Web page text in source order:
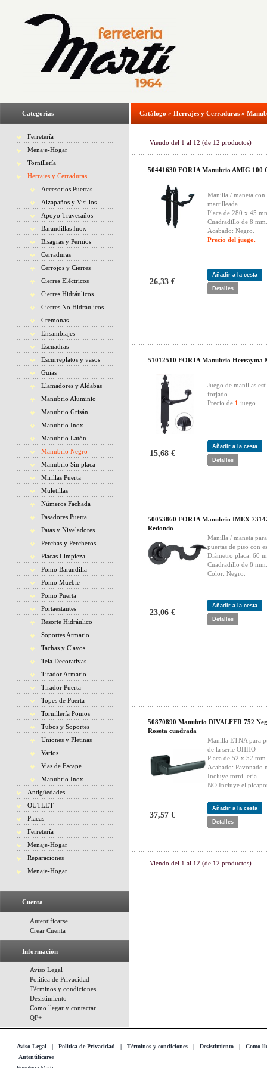
Categorías
Ferretería
Menaje-Hogar
Tornillería
Herrajes y Cerraduras
Accesorios Puertas
Alzapaños y Visillos
Apoyo Travesaños
Barandillas Inox
Bisagras y Pernios
Cerraduras
Cerrojos y Cierres
Cierres Eléctricos
Cierres Hidráulicos
Cierres No Hidráulicos
Cremonas
Ensamblajes
Escuadras
Escurreplatos y vasos
Guias
Llamadores y Aldabas
Manubrio Aluminio
Manubrio Grisán
Manubrio Inox
Manubrio Latón
Manubrio Negro
Manubrio Sin placa
Mirillas Puerta
Muletillas
Números Fachada
Pasadores Puerta
Patas y Niveladores
Perchas y Percheros
Placas Limpieza
Pomo Barandilla
Pomo Mueble
Pomo Puerta
Portaestantes
Resorte Hidráulico
Soportes Armario
Tachas y Clavos
Tela Decorativas
Tirador Armario
Tirador Puerta
Topes de Puerta
Tornillería Pomos
Tubos y Soportes
Uniones y Pletinas
Varios
Vias de Escape
Manubrio Inox
Antigüedades
OUTLET
Placas
Ferretería
Menaje-Hogar
Reparaciones
Menaje-Hogar
Cuenta
Autentificarse
Crear Cuenta
Información
Aviso Legal
Politica de Privacidad
Términos y condiciones
Desistimiento
Como llegar y contactar
QF+
Catálogo » Herrajes y Cerraduras »
Viendo del 1 al 12 (de 12 productos)
50441630 FORJA Manubrio AMIG 100
Manilla / maneta con
martilleada.
Placa de 280 x 45
Cuadradillo de 8 mm.
Acabado: Negro.
Precio del juego.
26,33 €
Añadir a la cesta
Detalles
51012510 FORJA Manubrio Herrayma
Juego de manillas
forjado
Precio de 1 juego
15,68 €
Añadir a la cesta
Detalles
50053860 FORJA Manubrio IMEX
Redondo
Manilla / maneta para
puertas de piso con
Diámetro placa: 60
Cuadradillo de 8 mm.
Color: Negro.
23,06 €
Añadir a la cesta
Detalles
50870890 Manubrio DIVALFER 752
Roseta cuadrada
Manilla ETNA para
de la serie OHHO
Placa de 52 x 52 mm.
Acabado: Pavonado
Incluye tornillería.
NO Incluye el
37,57 €
Añadir a la cesta
Detalles
Viendo del 1 al 12 (de 12 productos)
Aviso Legal | Politica de Privacidad | Términos y condiciones | Desistimiento | Como
Autentificarse